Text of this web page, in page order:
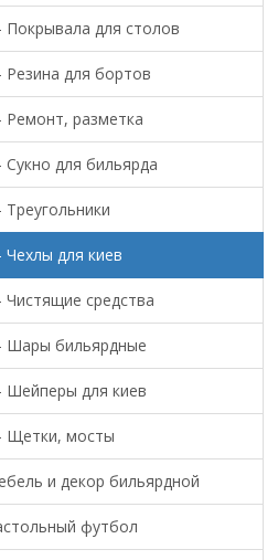
Покрывала для столов
Резина для бортов
Ремонт, разметка
Сукно для бильярда
Треугольники
Чехлы для киев
Чистящие средства
Шары бильярдные
Шейперы для киев
Щетки, мосты
и декор бильярдной
футбол